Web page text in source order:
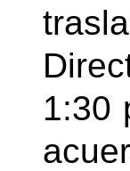
1:30